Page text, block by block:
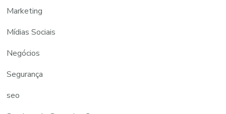
Marketing
Mídias Sociais
Negócios
Segurança
seo